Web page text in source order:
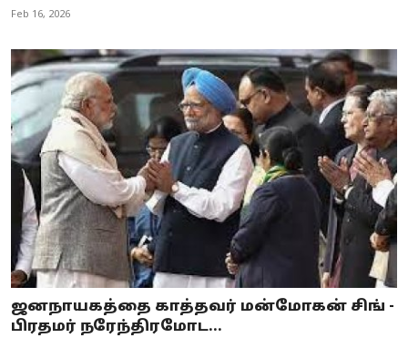
Feb 16, 2026
ஜனநாயகத்தை காத்தவர் மன்மோகன் சிங் -
பிரதமர் நரேந்திரமோட...